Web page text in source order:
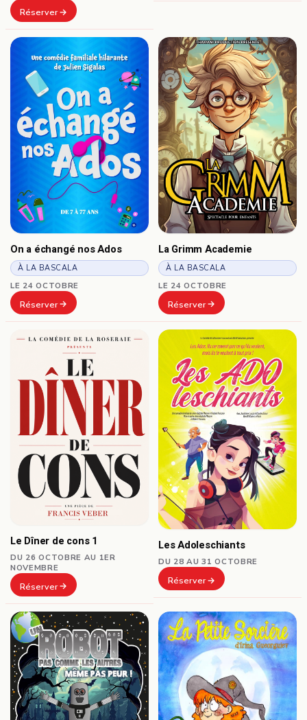
Réserver
On a échangé nos Ados
À LA BASCALA
LE 24 OCTOBRE
Réserver
La Grimm Academie
À LA BASCALA
LE 24 OCTOBRE
Réserver
Le Dîner de cons 1
DU 26 OCTOBRE AU 1ER
NOVEMBRE
Réserver
Les Adoleschiants
DU 28 AU 31 OCTOBRE
Réserver